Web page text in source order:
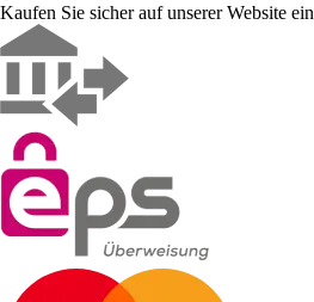
Kaufen Sie sicher auf unserer Website ein